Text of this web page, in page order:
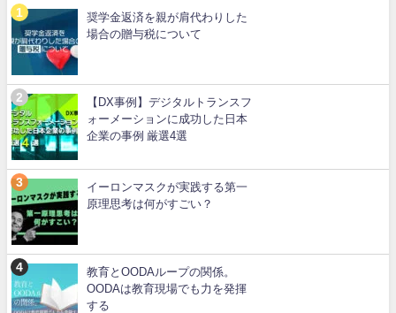
奨学金返済を親が肩代わりした
場合の贈与税について
【DX事例】デジタルトランスフ
ォーメーションに成功した日本
企業の事例 厳選4選
イーロンマスクが実践する第一
原理思考は何がすごい？
教育とOODAループの関係。
OODAは教育現場でも力を発揮
する